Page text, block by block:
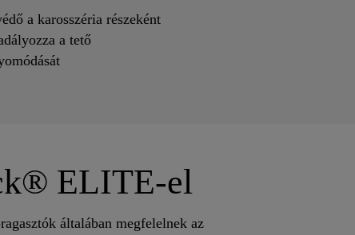
a karosszéria részeként
a tető
ELITE-el
általában megfelelnek az